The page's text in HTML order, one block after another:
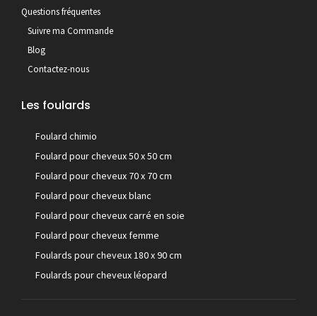
Questions fréquentes
Suivre ma Commande
Blog
Contactez-nous
Les foulards
Foulard chimio
Foulard pour cheveux 50 x 50 cm
Foulard pour cheveux 70 x 70 cm
Foulard pour cheveux blanc
Foulard pour cheveux carré en soie
Foulard pour cheveux femme
Foulards pour cheveux 180 x 90 cm
Foulards pour cheveux léopard